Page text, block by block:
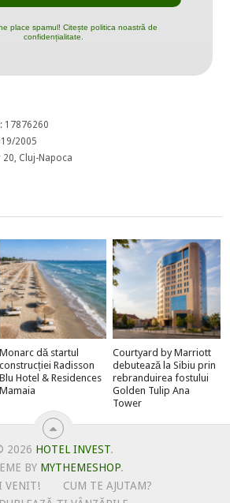
place spamul! Citește politica noastră de
confidențialitate.
17876260
2005
Cluj-Napoca
Monarc dă startul
construcției Radisson
Blu Hotel & Residences
Mamaia
Courtyard by Marriott
debutează la Sibiu prin
rebranduirea fostului
Golden Tulip Ana
Tower
2026 HOTEL INVEST.
BY MYTHEMESHOP.
VENIT!
CUM TE AJUTAM?